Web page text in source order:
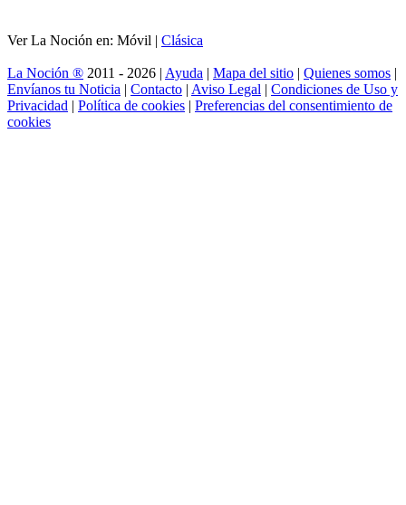
Ver La Noción en: Móvil | Clásica
La Noción ® 2011 - 2026 | Ayuda | Mapa del sitio | Quienes somos |
Envíanos tu Noticia | Contacto | Aviso Legal | Condiciones de Uso y
Privacidad | Política de cookies | Preferencias del consentimiento de
cookies